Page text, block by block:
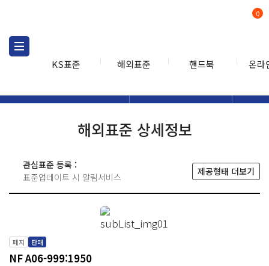
KS표준 해외표준 핸드북 온라
0
해외표준 상세정보
관심표준 등록 :
표준업데이트 시 알림서비스
제공형태 더보기
폐지 판매
NF A06-999:1950